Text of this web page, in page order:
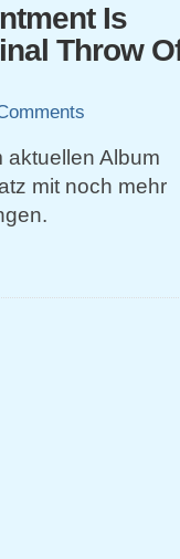
Is
Throw
aktuellen Album
mit noch mehr